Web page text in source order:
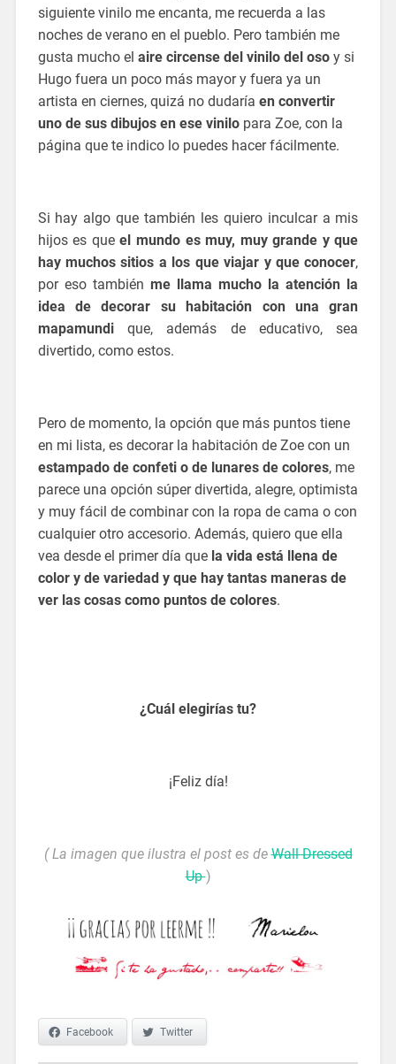
siguiente vinilo me encanta, me recuerda a las
noches de verano en el pueblo. Pero también me
gusta mucho el aire circense del vinilo del osoy si
Hugo fuera un poco más mayor y fuera ya un
artista en ciernes, quizá no dudaría en convertir
uno de sus dibujos en ese vinilopara Zoe, con la
página que te indico lo puedes hacer fácilmente.
Si hay algo que también les quiero inculcar a mis
hijos es queel mundo es muy, muy grande y que
hay muchos sitios a los que viajar y que conocer,
por eso también me llama mucho la atención la
idea de decorar su habitación con una gran
mapamundique, además de educativo, sea
divertido, como estos.
Pero de momento, la opción que más puntos tiene
en mi lista, es decorar la habitación de Zoe con un
estampado de confeti o de lunares de colores, me
parece una opción súper divertida, alegre, optimista
y muy fácil de combinar con la ropa de cama o con
cualquier otro accesorio. Además, quiero que ella
vea desde el primer día quela vida está llena de
color y de variedad y que hay tantas maneras de
ver las cosas como puntos de colores.
¿Cuál elegirías tu?
¡Feliz día!
( La imagen que ilustra el post es de Wall Dressed
Up)
Facebook Twitter